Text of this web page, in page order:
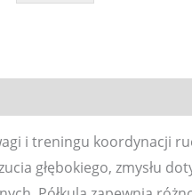
i treningu koordynacji
głębokiego, zmysłu